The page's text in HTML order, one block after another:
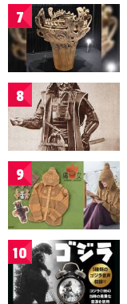
7
8
9
10